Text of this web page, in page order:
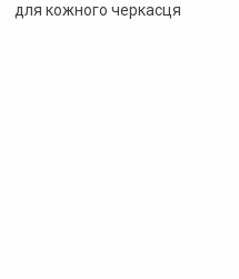
для кожного черкасця